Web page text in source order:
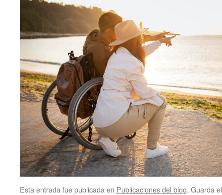
Esta entrada fue publicada en Publicaciones del blog. Guarda